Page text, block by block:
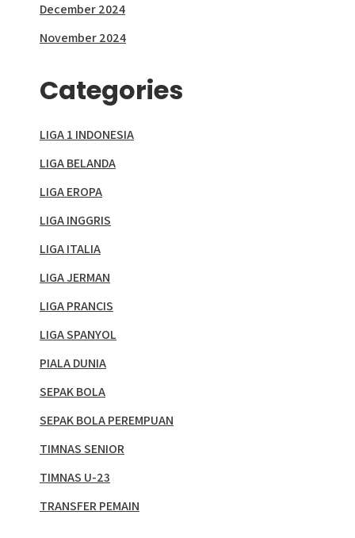
December 2024
November 2024
Categories
LIGA 1 INDONESIA
LIGA BELANDA
LIGA EROPA
LIGA INGGRIS
LIGA ITALIA
LIGA JERMAN
LIGA PRANCIS
LIGA SPANYOL
PIALA DUNIA
SEPAK BOLA
SEPAK BOLA PEREMPUAN
TIMNAS SENIOR
TIMNAS U-23
TRANSFER PEMAIN